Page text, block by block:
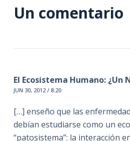
Un comentario
El Ecosistema Humano: ¿Un
JUN 30, 2012 / 8:20
[…] enseño que las
debían estudiarse como un
“patosistema”: la interacción